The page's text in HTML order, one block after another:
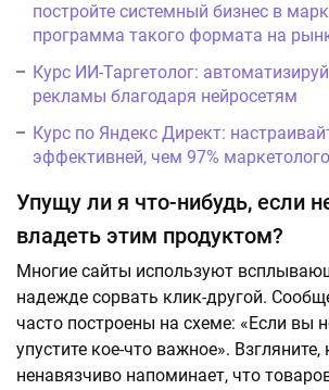
постройте системный бизнес в
программа такого формата на
Курс ИИ-Таргетолог:
рекламы благодаря нейросетям
Курс по Яндекс Директ:
эффективней, чем 97%
Упущу ли я что-нибудь, если
владеть этим продуктом?
Многие сайты используют
надежде сорвать клик-другой.
часто построены на схеме: «Если вы
упустите кое-что важное». Взгляните,
ненавязчиво напоминает, что